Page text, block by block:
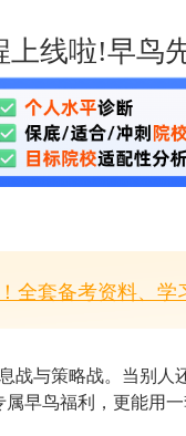
上线啦!早鸟
全套备考资料、学
战与策略战。当别人
早鸟福利，更能用